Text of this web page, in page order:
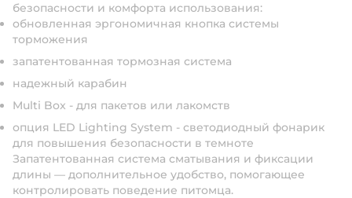
безопасности и комфорта использования:
обновленная эргономичная кнопка системы
торможения
запатентованная тормозная система
надежный карабин
Multi Box - для пакетов или лакомств
опция LED Lighting System - светодиодный фонарик
для повышения безопасности в темноте
Запатентованная система сматывания и фиксации
длины — дополнительное удобство, помогающее
контролировать поведение питомца.